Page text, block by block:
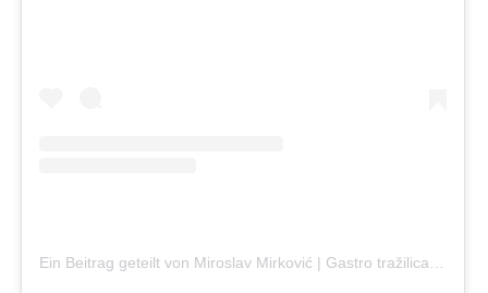
Ein Beitrag geteilt von Miroslav Mirković | Gastro tražilica (@gastrotrazilica)